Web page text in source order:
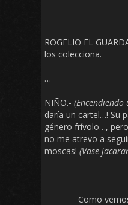
ROGELIO EL
los colecciona.
…
NIÑO.-
daría un cartel…! Su
género frívolo…,
no me atrevo a
moscas! (Vase
Como